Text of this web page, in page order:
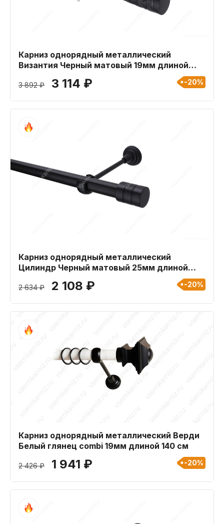
Карниз однорядный металлический
Византия Черный матовый 19мм длиной
3 892 ₽ 3 114 ₽ -20%
Карниз однорядный металлический
Цилиндр Черный матовый 25мм длиной
2 634 ₽ 2 108 ₽ -20%
Карниз однорядный металлический Верди
Белый глянец combi 19мм длиной 140 см
2 426 ₽ 1 941 ₽ -20%